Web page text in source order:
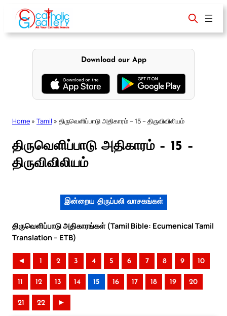
content
Download our App
Home » Tamil » திருவெளிப்பாடு அதிகாரம் – 15 – திருவிவிலியம்
திருவெளிப்பாடு அதிகாரம் – 15 –
திருவிவிலியம்
இன்றைய திருப்பலி வாசகங்கள்
திருவெளிப்பாடு அதிகாரங்கள் (Tamil Bible: Ecumenical Tamil
Translation – ETB)
◄ 1 2 3 4 5 6 7 8 9 10
11 12 13 14 15 16 17 18 19 20
21 22 ►